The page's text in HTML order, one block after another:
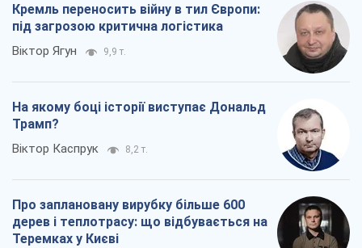
Кремль переносить війну в тил Європи:
під загрозою критична логістика
Віктор Ягун 9,9 т.
На якому боці історії виступає Дональд
Трамп?
Віктор Каспрук 8,2 т.
Про заплановану вирубку більше 600
дерев і теплотрасу: що відбувається на
Теремках у Києві